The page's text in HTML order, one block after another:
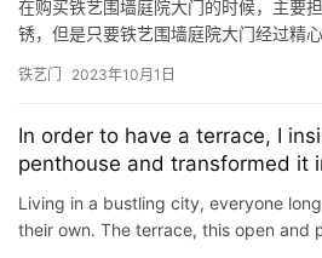
在购买铁艺围墙庭院大门的时候，主要
锈，但是只要铁艺围墙庭院大门经过精
绍一下铁艺围墙庭院大门的防锈小妙招
脱落。 2、不能用坚硬的物体敲打铁艺
层脱…
铁艺门 2023年10月1日
In order to have a terrace, I
penthouse and transformed it
garden, which turned out to
Living in a bustling city, everyone
their own. The terrace, this open and